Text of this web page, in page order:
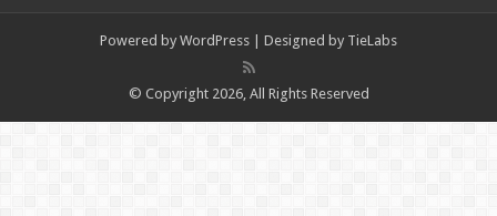
Powered by WordPress | Designed by TieLabs
© Copyright 2026, All Rights Reserved